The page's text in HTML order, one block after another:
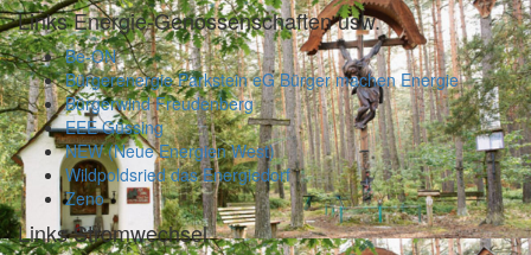
Links Energie-Genossenschaften usw.
Be-ON
Bürgerenergie Parkstein eG Bürger machen Energie
Bürgerwind Freudenberg
EEE Güssing
NEW (Neue Energien West)
Wildpoldsried das Energiedorf
Zeno
Links Stromwechsel